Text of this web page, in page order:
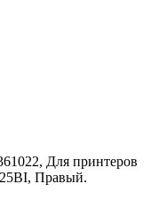
Для принтеров
Правый.